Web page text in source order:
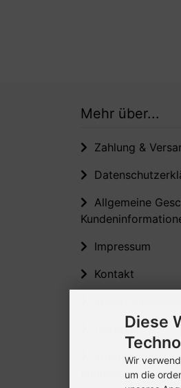
Mehr über...
Zahlung &
Allgemeine
Impressum
Kontakt
Lieferzeit
Informationen
Diese
Wir
um die